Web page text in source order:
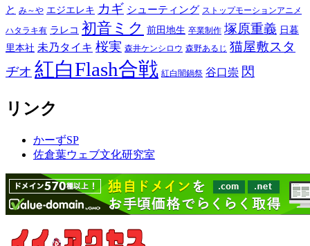
と み～や エジエレキ カギ シューティング ストップモーションアニメ
ハタラキ有 ラレコ 初音ミク 前田地生 卒業制作 塚原重義 日暮
里本社 未乃タイキ 桜実 森井ケンシロウ 森野あるじ 猫屋敷スタ
ヂオ 紅白Flash合戦 紅白闇鍋祭 谷口崇 閃
リンク
かーずSP
佐倉葉ウェブ文化研究室